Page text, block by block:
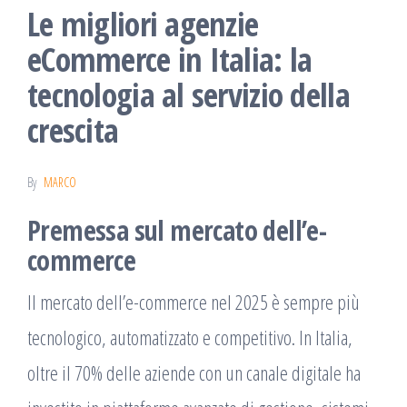
Le migliori agenzie
eCommerce in Italia: la
tecnologia al servizio della
crescita
By MARCO
Premessa sul mercato dell’e-
commerce
Il mercato dell’e-commerce nel 2025 è sempre più
tecnologico, automatizzato e competitivo. In Italia,
oltre il 70% delle aziende con un canale digitale ha